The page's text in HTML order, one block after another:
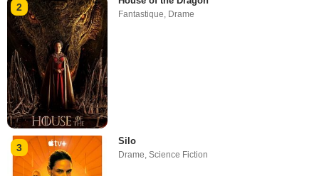
2
Fantastique Drame
3
Silo
Drame,Science Fiction